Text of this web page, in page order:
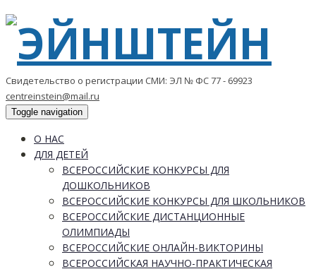
Свидетельство о регистрации СМИ: ЭЛ № ФС 77 - 69923
centreinstein@mail.ru
Toggle navigation
О НАС
ДЛЯ ДЕТЕЙ
ВСЕРОССИЙСКИЕ КОНКУРСЫ ДЛЯ
ДОШКОЛЬНИКОВ
ВСЕРОССИЙСКИЕ КОНКУРСЫ ДЛЯ ШКОЛЬНИКОВ
ВСЕРОССИЙСКИЕ ДИСТАНЦИОННЫЕ
ОЛИМПИАДЫ
ВСЕРОССИЙСКИЕ ОНЛАЙН-ВИКТОРИНЫ
ВСЕРОССИЙСКАЯ НАУЧНО-ПРАКТИЧЕСКАЯ